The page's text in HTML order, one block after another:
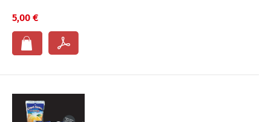
5,00 €